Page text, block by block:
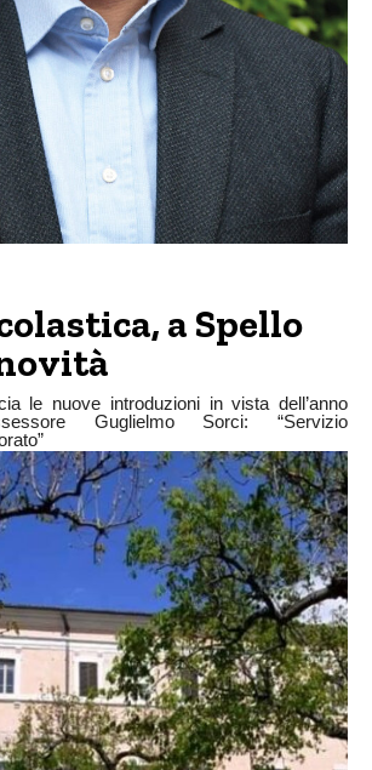
a Spello
le nuove introduzioni in vista dell’anno
Guglielmo Sorci: “Servizio